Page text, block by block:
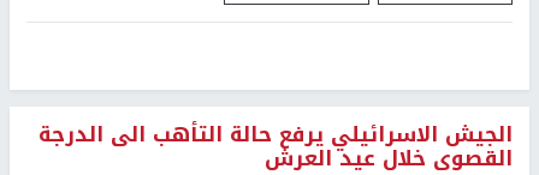
الجيش الاسرائيلي يرفع حالة التأهب الى الدرجة
القصوى خلال عيد العرش